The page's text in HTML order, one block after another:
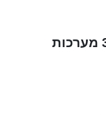
שקלים ב-3 מערכות